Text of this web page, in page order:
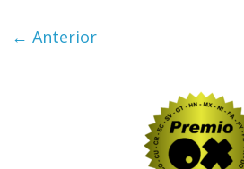
← Anterior